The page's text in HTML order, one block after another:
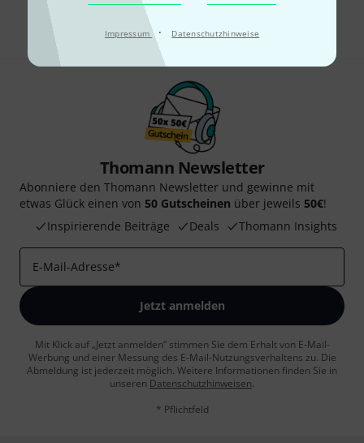
Impressum · Datenschutzhinweise
Teilen
Thomann Newsletter
Abonniere den Thomann Newsletter und gewinne mit
etwas Glück einen von 50 Gutscheinen über jeweils 50€!
Inspirierende Beiträge
Deals Thomann Insights
E-Mail-Adresse*
Jetzt anmelden
Mit Klick auf „Jetzt anmelden“ stimmen Sie dem Erhalt von E-Mail-
Werbung und einer Messung des E-Mail-Nutzungsverhaltens zu. Die
Abmeldung ist jederzeit möglich. Weitere Informationen finden Sie in
unseren Datenschutzhinweisen.
* Pflichtfeld